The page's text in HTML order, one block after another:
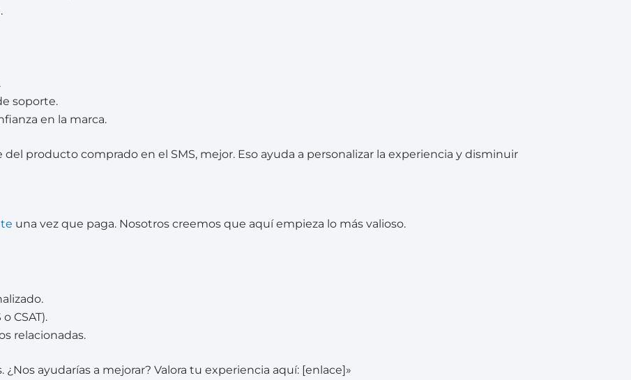
soporte.
en la marca.
producto comprado en el SMS, mejor. Eso ayuda a personalizar la experiencia y disminuir
una vez que paga. Nosotros creemos que aquí empieza lo más valioso.
CSAT).
relacionadas.
¿Nos ayudarías a mejorar? Valora tu experiencia aquí: [enlace]»